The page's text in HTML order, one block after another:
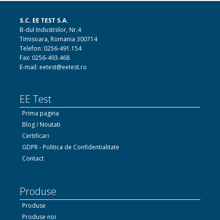
S.C. EE TEST S.A.
B-dul Industriilor, Nr.4
Timisoara, Romania 300714
Telefon: 0256-491.154
Fax: 0256-493.468
E-mail: eetest@eetest.ro
EE Test
Prima pagina
Blog / Noutati
Certificari
GDPR - Politica de Confidentialitate
Contact
Produse
Produse
Produse noi